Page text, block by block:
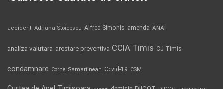
accident Adriana Stoicescu Alfred Simonis amenda ANAF
analiza valutara arestare preventiva CCIA Timis CJ Timis
condamnare Cornel Samartinean Covid-19 CSM